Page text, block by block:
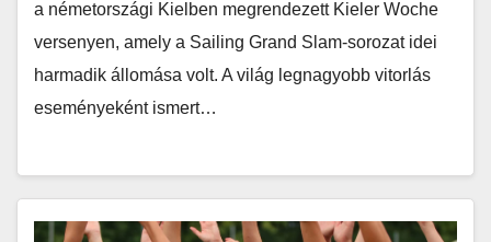
a németországi Kielben megrendezett Kieler Woche
versenyen, amely a Sailing Grand Slam-sorozat idei
harmadik állomása volt. A világ legnagyobb vitorlás
eseményeként ismert…